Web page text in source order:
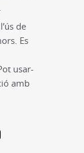
de
Es
usar-
amb